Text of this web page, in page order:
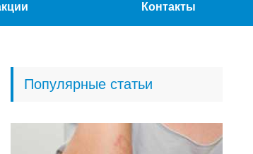
Контакты
Популярные статьи